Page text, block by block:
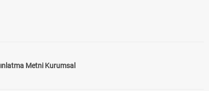
Metni Kurumsal